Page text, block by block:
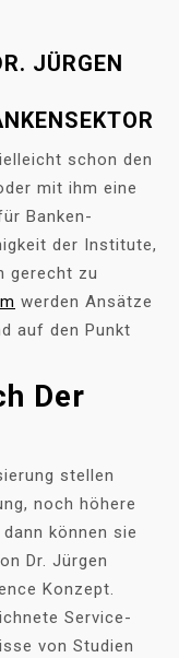
JÜRGEN
schon den
mit ihm eine
Banken-
der Institute,
gerecht zu
werden Ansätze
auf den Punkt
Der
stellen
noch höhere
können sie
Dr. Jürgen
Konzept.
Service-
von Studien